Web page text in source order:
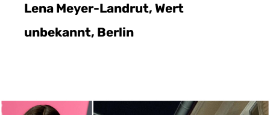
Lena Meyer-Landrut, Wert
unbekannt, Berlin